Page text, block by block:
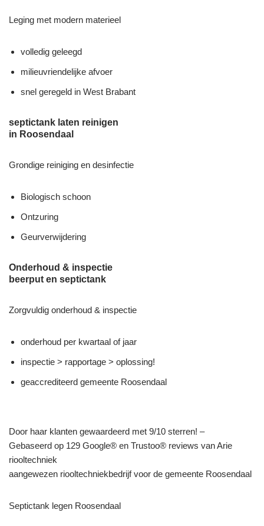
Leging met modern materieel
volledig geleegd
milieuvriendelijke afvoer
snel geregeld in West Brabant
septictank laten reinigen
in Roosendaal
Grondige reiniging en desinfectie
Biologisch schoon
Ontzuring
Geurverwijdering
Onderhoud & inspectie
beerput en septictank
Zorgvuldig onderhoud & inspectie
onderhoud per kwartaal of jaar
inspectie > rapportage > oplossing!
geaccrediteerd gemeente Roosendaal
Door haar klanten gewaardeerd met 9/10 sterren! –
Gebaseerd op 129 Google® en Trustoo® reviews van Arie
riooltechniek
aangewezen riooltechniekbedrijf voor de gemeente Roosendaal
Septictank legen Roosendaal